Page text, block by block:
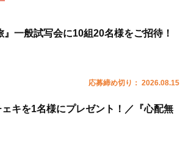
一般試写会に10組20名様をご招待！
応募締め切り： 2026.08.15
キを1名様にプレゼント！／『心配無